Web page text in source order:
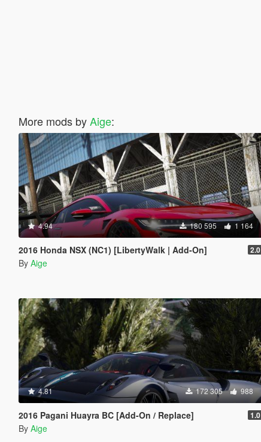
More mods byAige:
4.94 180 595 1 164
2016 Honda NSX (NC1) [LibertyWalk | Add-On] 2.0
By Aige
4.81 172 305 988
2016 Pagani Huayra BC [Add-On / Replace] 1.0
By Aige